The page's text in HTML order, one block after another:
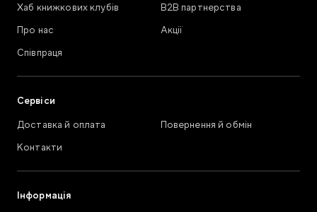
Хаб книжкових клубів
В2В партнерства
Про нас
Акції
Співпраця
Сервіси
Доставка й оплата
Повернення й обмін
Контакти
Інформація